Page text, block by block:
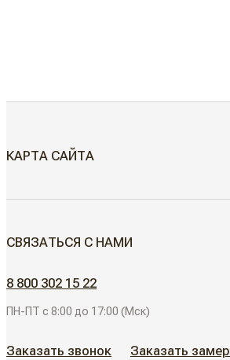
КАРТА САЙТА
АЛЮМИНИЕВЫЕ РЕШЕНИЯ
СВЯЗАТЬСЯ С НАМИ
8 800 302 15 22
ПН-ПТ с 8:00 до 17:00 (Мск)
Заказать звонок
Заказать замер